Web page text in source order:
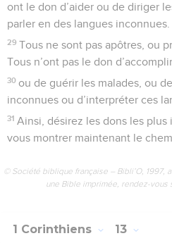
ont le don d’aider ou de diriger
parler en des langues inconnues.
29 Tous ne sont pas apôtres, ou
Tous n’ont pas le don
30 ou de guérir les malades, ou
inconnues ou d’interpréter ces
31 Ainsi, désirez les dons les plus
vous montrer maintenant le
© Société biblique française – Bibli’O, 1997,
une Bible imprimée, rendez-
1 Corinthiens 13